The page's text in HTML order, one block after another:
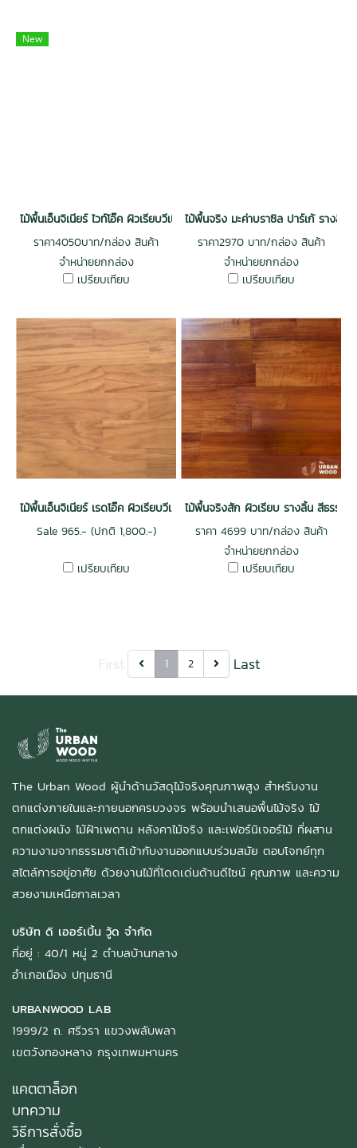
New
ไม้พื้นเอ็นจิเนียร์ ไวท์โอ๊ค ผิวเรียบวีเนียร์ 3 mm. รางลิ้น สีธรรมชาติ
ราคา4050บาท/กล่อง สินค้า
จำหน่ายยกกล่อง
เปรียบเทียบ
ไม้พื้นจริง มะค่าบราซิล ปาร์เก้ รางลิ้น
ราคา2970 บาท/กล่อง สินค้า
จำหน่ายยกกล่อง
เปรียบเทียบ
ไม้พื้นเอ็นจิเนียร์ เรดโอ๊ค ผิวเรียบวีเนียร์ 0.6 mm รางลิ้น
Sale 965.- (ปกติ 1,800.-)
เปรียบเทียบ
ไม้พื้นจริงสัก ผิวเรียบ รางลิ้น สีธรรม
ราคา 4699 บาท/กล่อง สินค้า
จำหน่ายยกกล่อง
เปรียบเทียบ
1 2 Last
The Urban Wood ผู้นำด้านวัสดุไม้จริงคุณภาพสูง สำหรับงาน
ตกแต่งภายในและภายนอกครบวงจร พร้อมนำเสนอพื้นไม้จริง ไม้
ตกแต่งผนัง ไม้ฝ้าเพดาน หลังคาไม้จริง และเฟอร์นิเจอร์ไม้ ที่ผสาน
ความงามจากธรรมชาติเข้ากับงานออกแบบร่วมสมัย ตอบโจทย์ทุก
สไตล์การอยู่อาศัย ด้วยงานไม้ที่โดดเด่นด้านดีไซน์ คุณภาพ และความ
สวยงามเหนือกาลเวลา
บริษัท ดิ เออร์เบิ้น วู้ด จำกัด
ที่อยู่ : 40/1 หมู่ 2 ตำบลบ้านกลาง
อำเภอเมือง ปทุมธานี
URBANWOOD LAB
1999/2 ถ. ศรีวรา แขวงพลับพลา
เขตวังทองหลาง กรุงเทพมหานคร
แคตตาล็อก
บทความ
วิธีการสั่งซื้อ